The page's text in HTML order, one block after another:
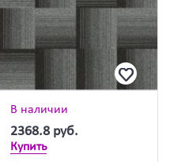
В наличии
2368.8 руб.
Купить